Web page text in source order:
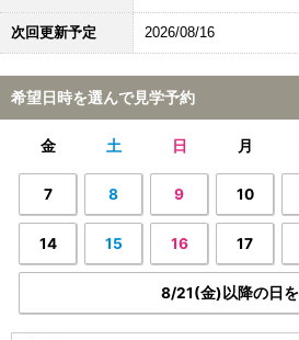
次回更新予定 2026/08/16
希望日時を選んで見学予約
金 土 日 月
7 8 9 10
14 15 16 17
8/21(金)以降の日